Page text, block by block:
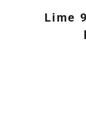
Lime